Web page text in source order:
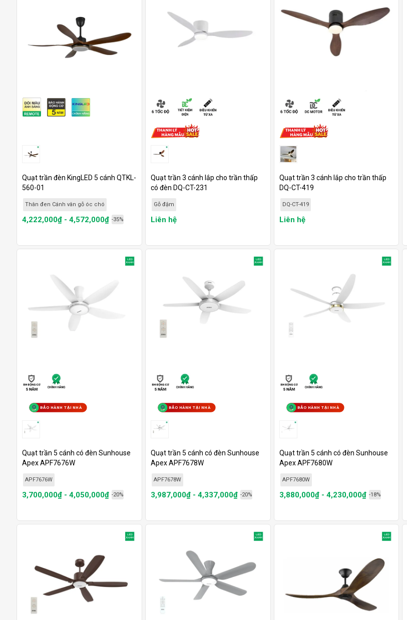
Quạt trần đèn KingLED 5 cánh QTKL-
560-01
Thân đen Cánh vân gỗ óc chó
4,222,000₫ - 4,572,000₫ -35%
Quạt trần 3 cánh lắp cho trần thấp
có đèn DQ-CT-231
Gỗ đậm
Liên hệ
Quạt trần 3 cánh lắp cho trần thấp
DQ-CT-419
DQ-CT-419
Liên hệ
BẢO HÀNH TẠI NHÀ
Quạt trần 5 cánh có đèn Sunhouse
Apex APF7676W
APF7676W
3,700,000₫ - 4,050,000₫ -20%
BẢO HÀNH TẠI NHÀ
Quạt trần 5 cánh có đèn Sunhouse
Apex APF7678W
APF7678W
3,987,000₫ - 4,337,000₫ -20%
BẢO HÀNH TẠI NHÀ
Quạt trần 5 cánh có đèn Sunhouse
Apex APF7680W
APF7680W
3,880,000₫ - 4,230,000₫ -18%